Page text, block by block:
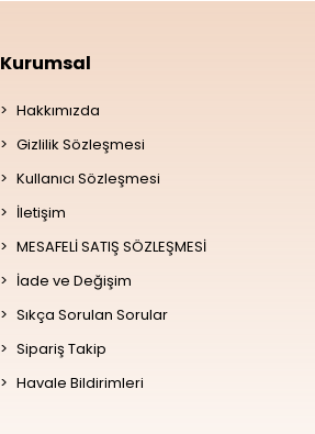
Kurumsal
Hakkımızda
Gizlilik Sözleşmesi
Kullanıcı Sözleşmesi
İletişim
MESAFELİ SATIŞ SÖZLEŞMESİ
İade ve Değişim
Sıkça Sorulan Sorular
Sipariş Takip
Havale Bildirimleri